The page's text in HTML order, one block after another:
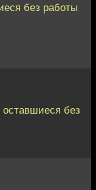
без работы
оставшиеся без